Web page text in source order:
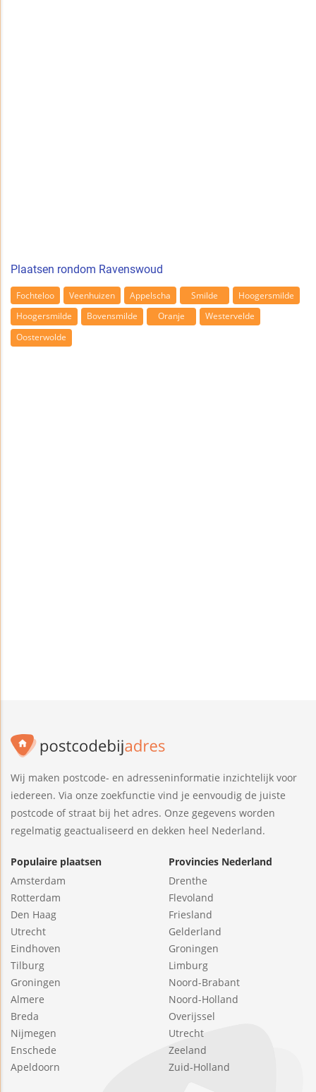
Plaatsen rondom Ravenswoud
Fochteloo Veenhuizen Appelscha Smilde
Hoogersmilde
Hoogersmilde
Bovensmilde Oranje
Westervelde
Oosterwolde
Wij maken postcode- en adresseninformatie inzichtelijk voor
iedereen. Via onze zoekfunctie vind je eenvoudig de juiste
postcode of straat bij het adres. Onze gegevens worden
regelmatig geactualiseerd en dekken heel Nederland.
Populaire plaatsen
Amsterdam
Rotterdam
Den Haag
Utrecht
Eindhoven
Tilburg
Groningen
Almere
Breda
Nijmegen
Enschede
Apeldoorn
Provincies Nederland
Drenthe
Flevoland
Friesland
Gelderland
Groningen
Limburg
Noord-Brabant
Noord-Holland
Overijssel
Utrecht
Zeeland
Zuid-Holland